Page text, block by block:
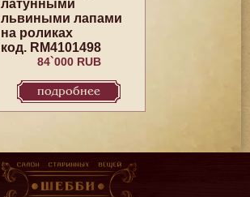
латунными
львиными лапами
на роликах
код. RM4101498
84`000 RUB
подробнее